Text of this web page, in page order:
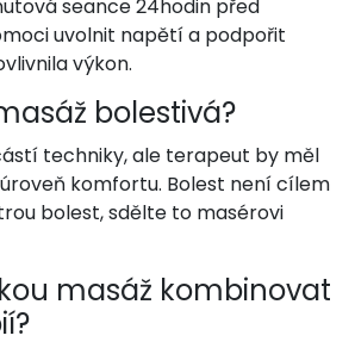
seance 24hodin před
uvolnit napětí a podpořit
výkon.
bolestivá?
techniky, ale terapeut by měl
komfortu. Bolest není cílem
bolest, sdělte to masérovi
masáž kombinovat